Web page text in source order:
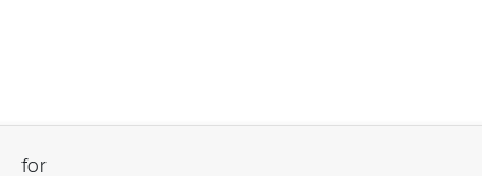
for